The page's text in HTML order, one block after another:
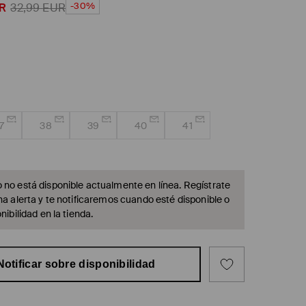
32,99EUR -30%
38 39 40 41
no está disponible actualmente en línea. Regístrate
alerta y te notificaremos cuando esté disponible o
en la tienda.
sobre disponibilidad